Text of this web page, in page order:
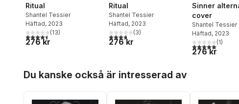
Ritual
Shantel Tessier
Häftad, 2023
4,5utav 5 stjärnor. Totalt antal röster:
(13)
276 kr
Ritual
Shantel Tessier
Häftad, 2023
3,7utav 5 stjärnor. Totalt antal röster:
(3)
276 kr
Sinner
cover
Shantel Tessier
Häftad, 2023
5,0utav 5(1)
276 kr
Du kanske också är intresserad av